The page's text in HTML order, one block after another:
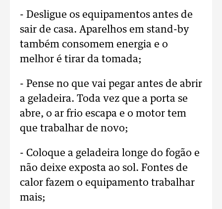
- Desligue os equipamentos antes de
sair de casa. Aparelhos em stand-by
também consomem energia e o
melhor é tirar da tomada;
- Pense no que vai pegar antes de abrir
a geladeira. Toda vez que a porta se
abre, o ar frio escapa e o motor tem
que trabalhar de novo;
- Coloque a geladeira longe do fogão e
não deixe exposta ao sol. Fontes de
calor fazem o equipamento trabalhar
mais;